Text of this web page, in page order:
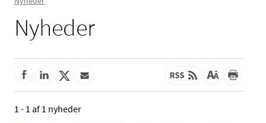
Nyheder
1 - 1 af 1 nyheder